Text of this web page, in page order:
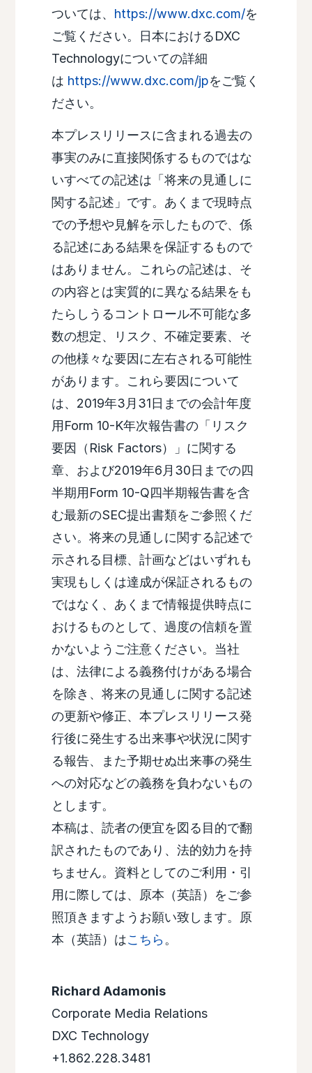
ついては、 https://www.dxc.com/を
ご覧ください。日本におけるDXC
Technologyについての詳細
は https://www.dxc.com/jpをご覧く
ださい。
本プレスリリースに含まれる過去の
事実のみに直接関係するものではな
いすべての記述は「将来の見通しに
関する記述」です。あくまで現時点
での予想や見解を示したもので、係
る記述にある結果を保証するもので
はありません。これらの記述は、そ
の内容とは実質的に異なる結果をも
たらしうるコントロール不可能な多
数の想定、リスク、不確定要素、そ
の他様々な要因に左右される可能性
があります。これら要因について
は、2019年3月31日までの会計年度
用Form 10-K年次報告書の「リスク
要因（Risk Factors）」に関する
章、および2019年6月30日までの四
半期用Form 10-Q四半期報告書を含
む最新のSEC提出書類をご参照くだ
さい。将来の見通しに関する記述で
示される目標、計画などはいずれも
実現もしくは達成が保証されるもの
ではなく、あくまで情報提供時点に
おけるものとして、過度の信頼を置
かないようご注意ください。当社
は、法律による義務付けがある場合
を除き、将来の見通しに関する記述
の更新や修正、本プレスリリース発
行後に発生する出来事や状況に関す
る報告、また予期せぬ出来事の発生
への対応などの義務を負わないもの
とします。
本稿は、読者の便宜を図る目的で翻
訳されたものであり、法的効力を持
ちません。資料としてのご利用・引
用に際しては、原本（英語）をご参
照頂きますようお願い致します。原
本（英語）はこちら。
Richard Adamonis
Corporate Media Relations
DXC Technology
+1.862.228.3481